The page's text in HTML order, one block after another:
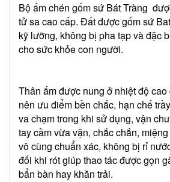
Bộ ấm chén gốm sứ Bát Tràng
tử sa cao cấp. Đất được gốm sứ
kỹ lưỡng, không bị pha tạp và đặc
cho sức khỏe con người.
Thân ấm được nung ở nhiệt độ
nên ưu điểm bền chắc, hạn chế
va chạm trong khi sử dụng, vận
tay cầm vừa vặn, chắc chắn,
vô cùng chuẩn xác, không bị rỉ
đối khi rót giúp thao tác được gọn
bẩn bàn hay khăn trải.